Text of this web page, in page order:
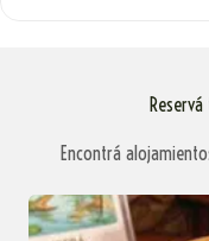
Encontrá